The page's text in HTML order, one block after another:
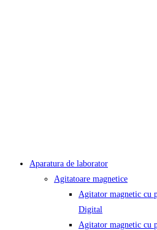
Aparatura de laborator
Agitatoare magnetice
Agitator magnetic cu
Digital
Agitator magnetic cu